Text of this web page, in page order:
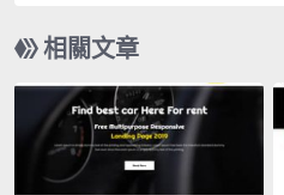
相關文章